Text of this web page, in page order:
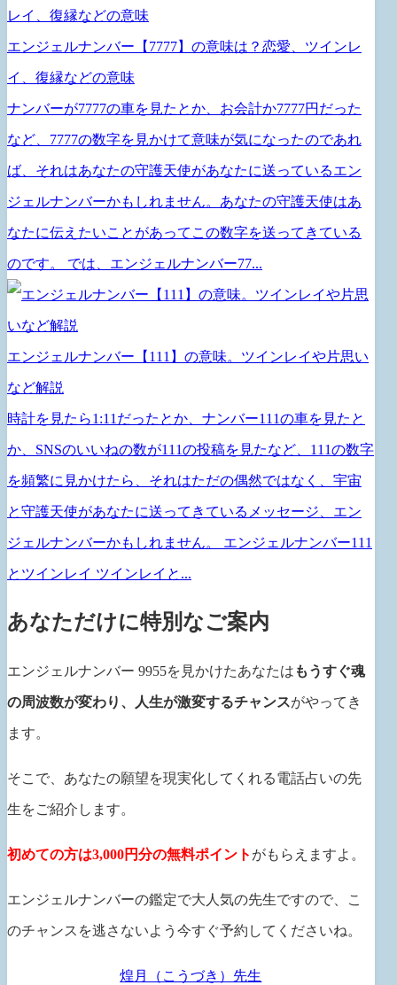
エンジェルナンバー【7777】の意味は？恋愛、ツインレ
イ、復縁などの意味
ナンバーが7777の車を見たとか、お会計か7777円だった
など、7777の数字を見かけて意味が気になったのであれ
ば、それはあなたの守護天使があなたに送っているエン
ジェルナンバーかもしれません。あなたの守護天使はあ
なたに伝えたいことがあってこの数字を送ってきている
のです。 では、エンジェルナンバー77...
エンジェルナンバー【111】の意味。ツインレイや片思い
など解説
時計を見たら1:11だったとか、ナンバー111の車を見たと
か、SNSのいいねの数が111の投稿を見たなど、111の数字
を頻繁に見かけたら、それはただの偶然ではなく、宇宙
と守護天使があなたに送ってきているメッセージ、エン
ジェルナンバーかもしれません。 エンジェルナンバー111
とツインレイ ツインレイと...
あなただけに特別なご案内
エンジェルナンバー 9955を見かけたあなたは もうすぐ魂
の周波数が変わり、人生が激変するチャンスがやってき
ます。
そこで、あなたの願望を現実化してくれる電話占いの先
生をご紹介します。
初めての方は3,000円分の無料ポイント がもらえますよ。
エンジェルナンバーの鑑定で大人気の先生ですので、こ
のチャンスを逃さないよう今すぐ予約してくださいね。
煌月（こうづき）先生